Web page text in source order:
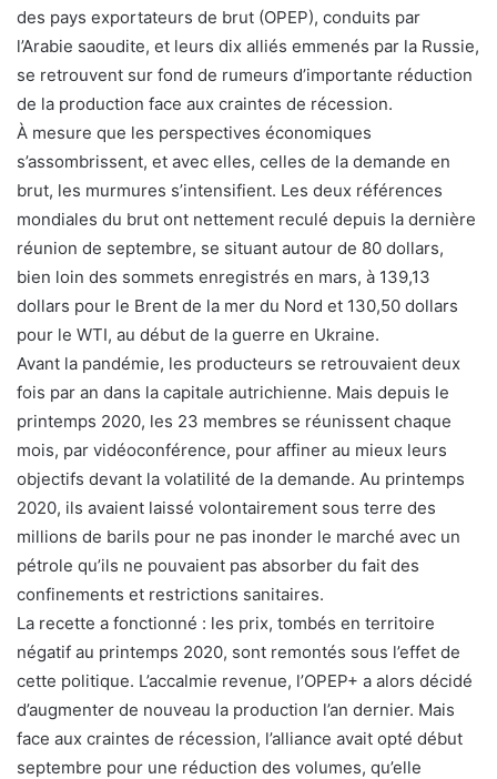
des pays exportateurs de brut (OPEP), conduits par
l’Arabie saoudite, et leurs dix alliés emmenés par la Russie,
se retrouvent sur fond de rumeurs d’importante réduction
de la production face aux craintes de récession.
À mesure que les perspectives économiques
s’assombrissent, et avec elles, celles de la demande en
brut, les murmures s’intensifient. Les deux références
mondiales du brut ont nettement reculé depuis la dernière
réunion de septembre, se situant autour de 80 dollars,
bien loin des sommets enregistrés en mars, à 139,13
dollars pour le Brent de la mer du Nord et 130,50 dollars
pour le WTI, au début de la guerre en Ukraine.
Avant la pandémie, les producteurs se retrouvaient deux
fois par an dans la capitale autrichienne. Mais depuis le
printemps 2020, les 23 membres se réunissent chaque
mois, par vidéoconférence, pour affiner au mieux leurs
objectifs devant la volatilité de la demande. Au printemps
2020, ils avaient laissé volontairement sous terre des
millions de barils pour ne pas inonder le marché avec un
pétrole qu’ils ne pouvaient pas absorber du fait des
confinements et restrictions sanitaires.
La recette a fonctionné : les prix, tombés en territoire
négatif au printemps 2020, sont remontés sous l’effet de
cette politique. L’accalmie revenue, l’OPEP+ a alors décidé
d’augmenter de nouveau la production l’an dernier. Mais
face aux craintes de récession, l’alliance avait opté début
septembre pour une réduction des volumes, qu’elle